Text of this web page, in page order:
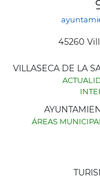
45260
AYUNTAMIENTO
VILLASECA DE LA
ÁREAS